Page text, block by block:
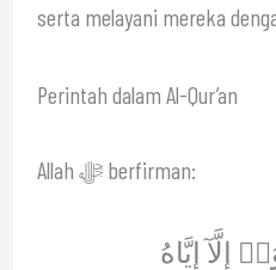
serta melayani mereka
Perintah dalam Al-Qur’an
Allah ﷻ berfirman:
إِلَّآ إِيَّاهُ